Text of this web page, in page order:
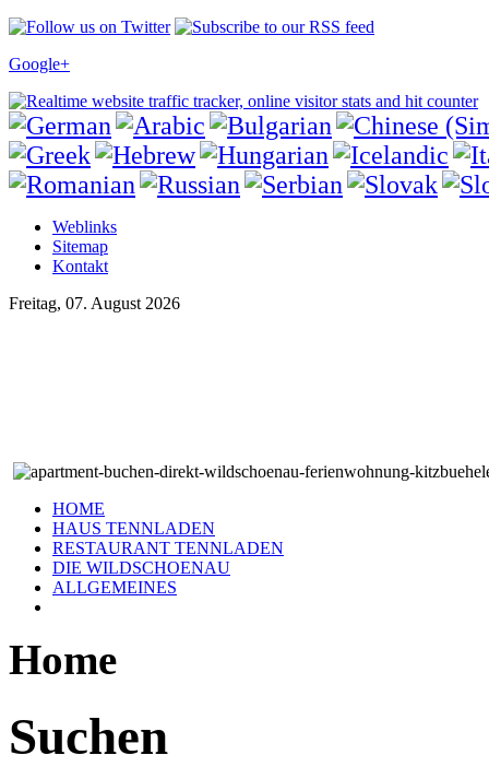
Google+
Weblinks
Sitemap
Kontakt
Freitag, 07. August 2026
HOME
HAUS TENNLADEN
RESTAURANT TENNLADEN
DIE WILDSCHOENAU
ALLGEMEINES
Home
Suchen